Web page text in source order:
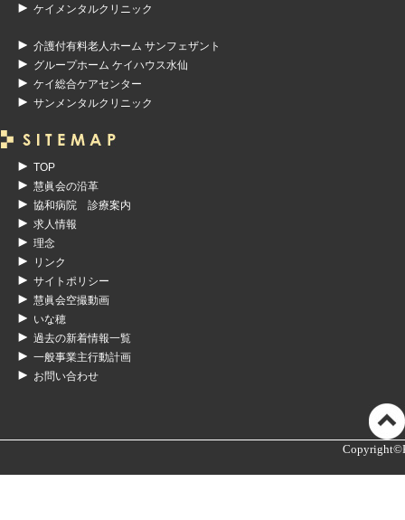
ケイメンタルクリニック
介護付有料老人ホーム サンフェザント
グループホーム ケイハウス水仙
ケイ総合ケアセンター
サンメンタルクリニック
TOP
慧眞会の沿革
協和病院 診療案内
求人情報
理念
リンク
サイトポリシー
慧眞会空撮動画
いな穂
過去の新着情報一覧
一般事業主行動計画
お問い合わせ